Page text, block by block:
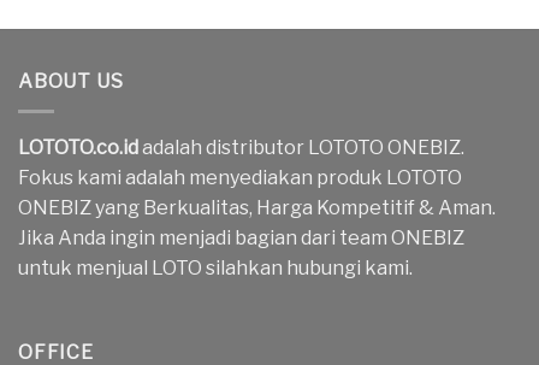
ABOUT US
LOTOTO.co.idadalah distributor LOTOTO ONEBIZ.
Fokus kami adalah menyediakan produk LOTOTO
ONEBIZ yang Berkualitas, Harga Kompetitif & Aman.
Jika Anda ingin menjadi bagian dari team ONEBIZ
untuk menjual LOTO silahkan hubungi kami.
OFFICE